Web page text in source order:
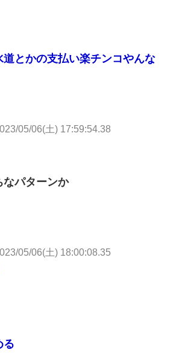
道とかの支払い楽チンコやんな
05/06(土) 17:59:54.38
なパターンか
05/06(土) 18:00:08.35
る